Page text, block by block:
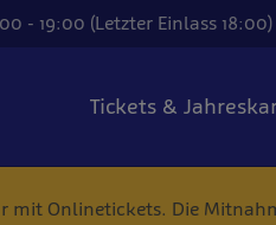
- 19:00 (Letzter Einlass 18:00)
Tickets &
mit Onlinetickets. Die